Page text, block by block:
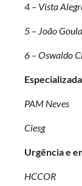
4 – Vista
5 – João
6 – Oswaldo
PAM Neves
Ciesg
Urgência e
HCCOR